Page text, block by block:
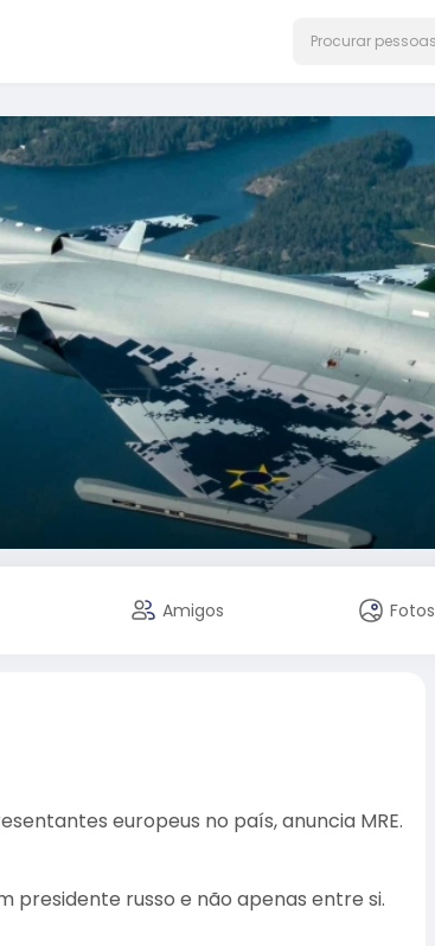
Amigos Fotos
europeus no país, anuncia MRE.
presidente russo e não apenas entre si.